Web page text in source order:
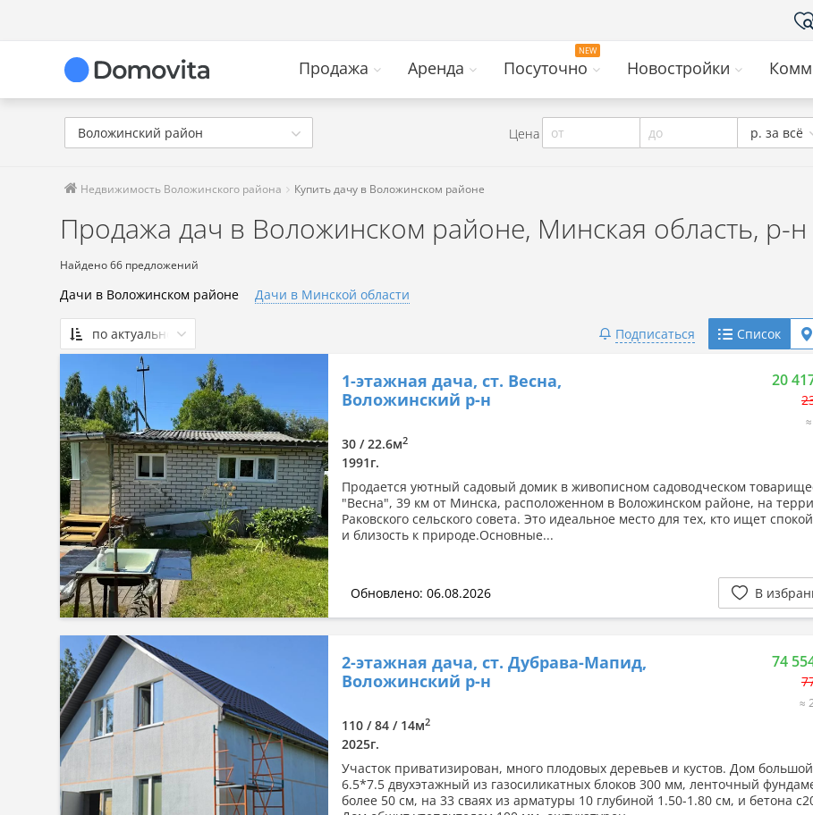
Продажа Аренда Посуточно Новостройки
Воложинский район Цена от до р. за всё
Недвижимость Воложинского района Купить дачу в Воложинском районе
Продажа дач в Воложинском районе, Минская область, р-н
Найдено 66 предложений
Дачи в Воложинском районе Дачи в Минской области
по актуальности
По актуальности
Сначала дешевые
Сначала дорогие
По комнатности: большая →
малая
По комнатности: малая →
большая
По площади: большая → малая
По площади: малая → большая
Подписаться Список
1-этажная дача, ст. Весна,
Воложинский р-н
20
30 / 22.6м2
1991г.
Продается уютный садовый домик в живописном садоводческом
"Весна", 39 км от Минска, расположенном в Воложинском районе, на
Раковского сельского совета. Это идеальное место для тех, кто ищет
и близость к природе.Основные...
Обновлено: 06.08.2026 В
2-этажная дача, ст. Дубрава-Мапид,
Воложинский р-н
74
≈
110 / 84 / 14м2
2025г.
Участок приватизирован, много плодовых деревьев и кустов. Дом большой
6.5*7.5 двухэтажный из газосиликатных блоков 300 мм, ленточный
более 50 см, на 33 сваях из арматуры 10 глубиной 1.50-1.80 см, и бетона